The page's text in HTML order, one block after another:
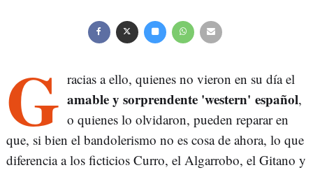
G racias a ello, quienes no vieron en su día el
amable y sorprendente 'western' español,
o quienes lo olvidaron, pueden reparar en
que, si bien el bandolerismo no es cosa de ahora, lo que
diferencia a los ficticios Curro, el Algarrobo, el Gitano y